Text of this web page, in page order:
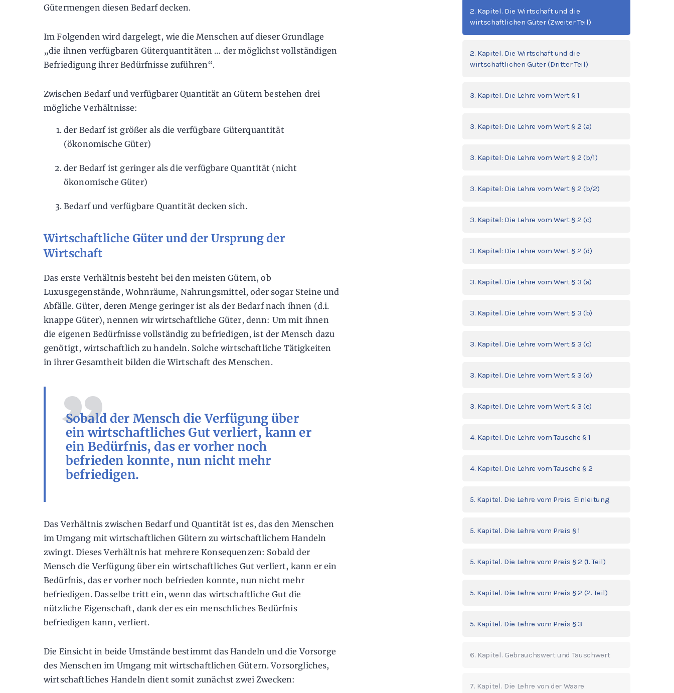
Gütermengen diesen Bedarf decken.
Im Folgenden wird dargelegt, wie die Menschen auf dieser Grundlage
„die ihnen verfügbaren Güterquantitäten … der möglichst vollständigen
Befriedigung ihrer Bedürfnisse zuführen“.
Zwischen Bedarf und verfügbarer Quantität an Gütern bestehen drei
mögliche Verhältnisse:
der Bedarf ist größer als die verfügbare Güterquantität
(ökonomische Güter)
der Bedarf ist geringer als die verfügbare Quantität (nicht
ökonomische Güter)
Bedarf und verfügbare Quantität decken sich.
Wirtschaftliche Güter und der Ursprung der
Wirtschaft
Das erste Verhältnis besteht bei den meisten Gütern, ob
Luxusgegenstände, Wohnräume, Nahrungsmittel, oder sogar Steine und
Abfälle. Güter, deren Menge geringer ist als der Bedarf nach ihnen (d.i.
knappe Güter), nennen wir wirtschaftliche Güter, denn: Um mit ihnen
die eigenen Bedürfnisse vollständig zu befriedigen, ist der Mensch dazu
genötigt, wirtschaftlich zu handeln. Solche wirtschaftliche Tätigkeiten
in ihrer Gesamtheit bilden die Wirtschaft des Menschen.
Sobald der Mensch die Verfügung über
ein wirtschaftliches Gut verliert, kann er
ein Bedürfnis, das er vorher noch
befrieden konnte, nun nicht mehr
befriedigen.
Das Verhältnis zwischen Bedarf und Quantität ist es, das den Menschen
im Umgang mit wirtschaftlichen Gütern zu wirtschaftlichem Handeln
zwingt. Dieses Verhältnis hat mehrere Konsequenzen: Sobald der
Mensch die Verfügung über ein wirtschaftliches Gut verliert, kann er ein
Bedürfnis, das er vorher noch befrieden konnte, nun nicht mehr
befriedigen. Dasselbe tritt ein, wenn das wirtschaftliche Gut die
nützliche Eigenschaft, dank der es ein menschliches Bedürfnis
befriedigen kann, verliert.
Die Einsicht in beide Umstände bestimmt das Handeln und die Vorsorge
des Menschen im Umgang mit wirtschaftlichen Gütern. Vorsorgliches,
wirtschaftliches Handeln dient somit zunächst zwei Zwecken:
2. Kapitel. Die Wirtschaft und die
wirtschaftlichen Güter (Zweiter Teil)
2. Kapitel. Die Wirtschaft und die
wirtschaftlichen Güter (Dritter Teil)
3. Kapitel. Die Lehre vom Wert § 1
3. Kapitel: Die Lehre vom Wert § 2 (a)
3. Kapitel: Die Lehre vom Wert § 2 (b/1)
3. Kapitel: Die Lehre vom Wert § 2 (b/2)
3. Kapitel: Die Lehre vom Wert § 2 (c)
3. Kapitel: Die Lehre vom Wert § 2 (d)
3. Kapitel. Die Lehre vom Wert § 3 (a)
3. Kapitel. Die Lehre vom Wert § 3 (b)
3. Kapitel. Die Lehre vom Wert § 3 (c)
3. Kapitel. Die Lehre vom Wert § 3 (d)
3. Kapitel. Die Lehre vom Wert § 3 (e)
4. Kapitel. Die Lehre vom Tausche § 1
4. Kapitel. Die Lehre vom Tausche § 2
5. Kapitel. Die Lehre vom Preis. Einleitung
5. Kapitel. Die Lehre vom Preis § 1
5. Kapitel. Die Lehre vom Preis § 2 (1. Teil)
5. Kapitel. Die Lehre vom Preis § 2 (2. Teil)
5. Kapitel. Die Lehre vom Preis § 3
6. Kapitel. Gebrauchswert und Tauschwert
7. Kapitel. Die Lehre von der Waare